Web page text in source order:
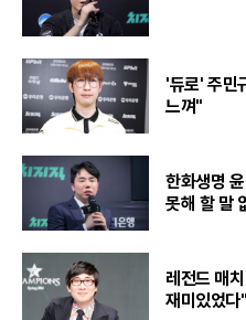
'듀로' 주민
느껴"
한화생명
못해 할 말
레전드 매
재미있었다"